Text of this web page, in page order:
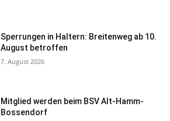
Sperrungen in Haltern: Breitenweg ab 10.
August betroffen
7. August 2026
Mitglied werden beim BSV Alt-Hamm-
Bossendorf